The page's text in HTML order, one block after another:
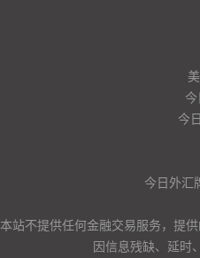
今
今日外汇
本站不提供任何金融交易服务，提
因信息残缺、延时